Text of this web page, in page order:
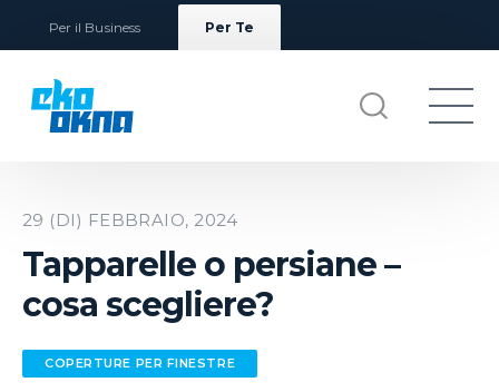
Per il Business Per Te
29 (DI) FEBBRAIO, 2024
Tapparelle o persiane –
cosa scegliere?
COPERTURE PER FINESTRE